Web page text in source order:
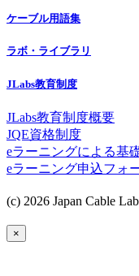
ケーブル用語集
ラボ・ライブラリ
JLabs教育制度
JLabs教育制度概要
JQE資格制度
eラーニングによる基
eラーニング申込フォ
(c) 2026 Japan Cable
×